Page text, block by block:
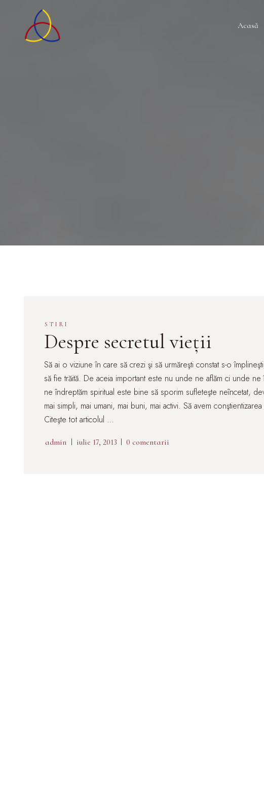
Acasă
STIRI
Despre secretul vieţii
Să ai o viziune în care să crezi şi să urmăreşti constat s-o
să fie trăită. De aceia important este nu unde ne aflăm ci unde
ne îndreptăm spiritual este bine să sporim sufleteşte neîncetat,
mai simpli, mai umani, mai buni, mai activi. Să avem
Citeşte tot articolul …
admin iulie 17, 2013 0 comentarii